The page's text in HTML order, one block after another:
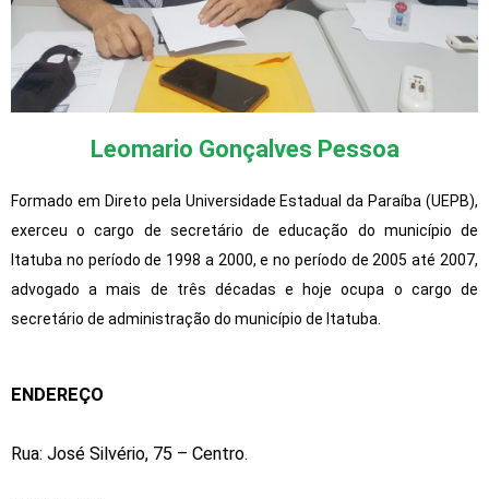
Leomario Gonçalves Pessoa
Formado em Direto pela Universidade Estadual da Paraíba (UEPB),
exerceu o cargo de secretário de educação do município de
Itatuba no período de 1998 a 2000, e no período de 2005 até 2007,
advogado a mais de três décadas e hoje ocupa o cargo de
secretário de administração do município de Itatuba.
ENDEREÇO
Rua: José Silvério, 75 – Centro.